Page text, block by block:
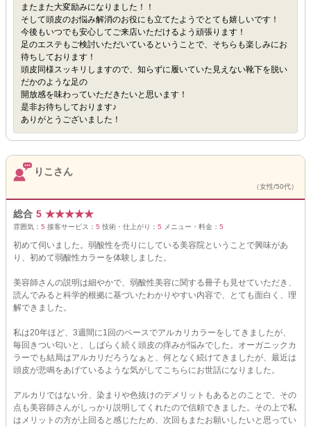
またまた大変励みになりました！！
そして頭皮のお悩み解消のお役にも立てたようでとても嬉しいです！
今後もいつでも安心してご来店いただけるよう頑張ります！
足のエステもご検討いただいているということで、そちらも楽しみにお
待ちしております！
頭皮同様スッキリしますので、知らずに履いていた見えない靴下を脱い
だかのような足の
開放感を味わっていただきたいと思います！
是非お待ちしております♪
ありがとうございました！
りこさん
（女性/50代）
総合 5 ★★★★★
雰囲気： 5 接客サービス： 5 技術・仕上がり： 5 メニュー・料金： 5
初めて伺いました。弱酸性を売りにしている美容院ということで興味があ
り、初めて弱酸性カラーを体験しました。
美容師さんの説明は細やかで、弱酸性美容に関する冊子も見せていただき、
読んでみると科学的根拠に基づいたわかりやすい内容で、とても面白く、理
解できました。
私は20年ほど、3週間に1回のペースでアルカリカラーをしてきましたが、
毎回きつい匂いと、しばらく続く頭皮の痒みが悩みでした。オーガニックカ
ラーでも結局はアルカリだろうなぁと、何となく続けてきましたが、最近は
頭皮が悲鳴をあげているような気がしてこちらにお世話になりました。
アルカリではない分、染まりや色抜けのデメリットもあるとのことで、その
点も美容師さんがしっかり説明してくれたので信頼できました。その上で私
はメリットの方が上回ると感じたため、次回もまたお願いしたいと思ってい